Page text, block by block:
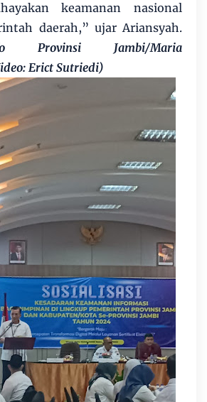
keamanan nasional
daerah,” ujar Ariansyah.
Provinsi Jambi/Maria
Erict Sutriedi)